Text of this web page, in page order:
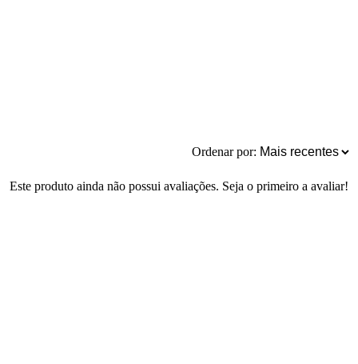
Ordenar por:
Este produto ainda não possui avaliações. Seja o primeiro a avaliar!